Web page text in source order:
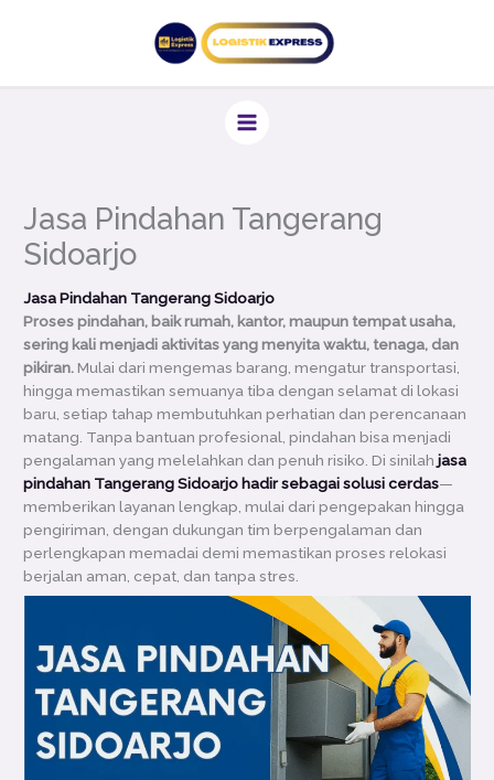
Jasa Pindahan Tangerang
Sidoarjo
Jasa Pindahan Tangerang Sidoarjo
Proses pindahan, baik rumah, kantor, maupun tempat usaha,
sering kali menjadi aktivitas yang menyita waktu, tenaga, dan
pikiran.Mulai dari mengemas barang, mengatur transportasi,
hingga memastikan semuanya tiba dengan selamat di lokasi
baru, setiap tahap membutuhkan perhatian dan perencanaan
matang. Tanpa bantuan profesional, pindahan bisa menjadi
pengalaman yang melelahkan dan penuh risiko. Di sinilah jasa
pindahan Tangerang Sidoarjo hadir sebagai solusi cerdas—
memberikan layanan lengkap, mulai dari pengepakan hingga
pengiriman, dengan dukungan tim berpengalaman dan
perlengkapan memadai demi memastikan proses relokasi
berjalan aman, cepat, dan tanpa stres.